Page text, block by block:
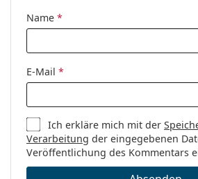
Code:
Name *
E-Mail *
Ich erkläre mich mit der
Verarbeitung der eingegebenen
Veröffentlichung des Kommentars